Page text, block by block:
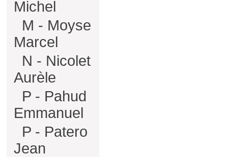
Michel
M - Moyse
Marcel
N - Nicolet
Aurèle
P - Pahud
Emmanuel
P - Patero
Jean